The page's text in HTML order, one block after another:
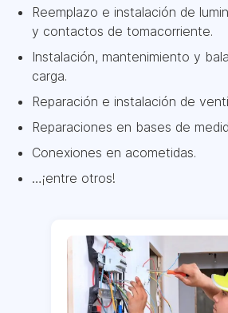
Reemplazo e instalación de
y contactos de tomacorriente.
Instalación, mantenimiento y
carga.
Reparación e instalación de
Reparaciones en bases de
Conexiones en acometidas.
…¡entre otros!